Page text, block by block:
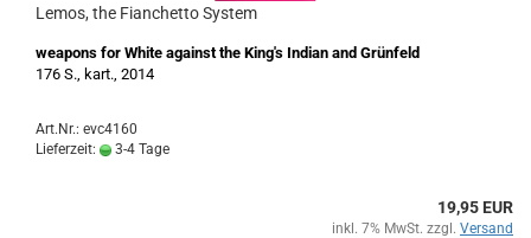
Lemos, the Fianchetto System
weapons for White against the King's Indian and Grünfeld
176 S., kart., 2014
Art.Nr.: evc4160
Lieferzeit:
3-4 Tage
19,95 EUR
inkl. 7% MwSt. zzgl. Versand